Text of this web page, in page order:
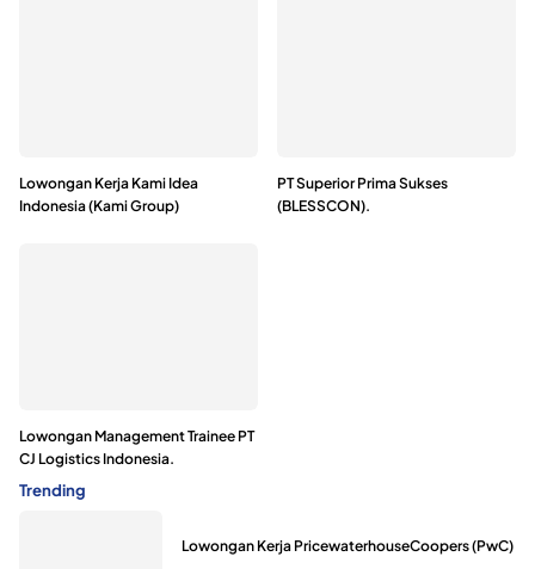
Lowongan Kerja Kami Idea
Indonesia (Kami Group)
PT Superior Prima Sukses
(BLESSCON).
Lowongan Management Trainee PT
CJ Logistics Indonesia.
Trending
Lowongan Kerja PricewaterhouseCoopers (PwC)